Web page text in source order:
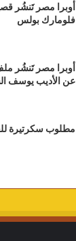
أوبرا مصر تَنشُر
فلومارك بولس
أوبرا مصر تَنشُر
عن الأديب يوسف
مطلوب سكرتيرة